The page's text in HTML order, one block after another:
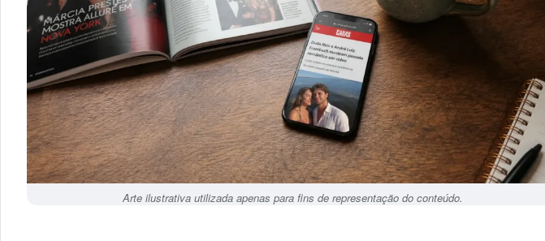
Arte ilustrativa utilizada apenas para fins de representação do conteúdo.